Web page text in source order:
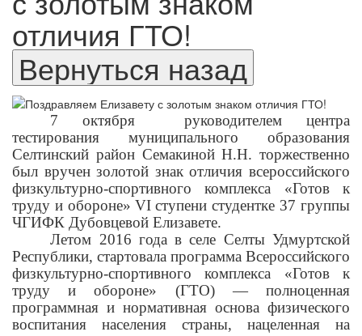
отличия ГТО!
7 октября руководителем центра
тестирования муниципального образования
Селтинский район Семакиной Н.Н. торжественно
был вручен золотой знак отличия всероссийского
физкультурно-спортивного комплекса «Готов к
труду и обороне» VI ступени студентке 37 группы
ЧГИФК Дубовцевой Елизавете.
Летом 2016 года в селе Селты Удмуртской
Республики, стартовала программа Всероссийского
физкультурно-спортивного комплекса «Готов к
труду и обороне» (ГТО) — полноценная
программная и нормативная основа физического
воспитания населения страны, нацеленная на